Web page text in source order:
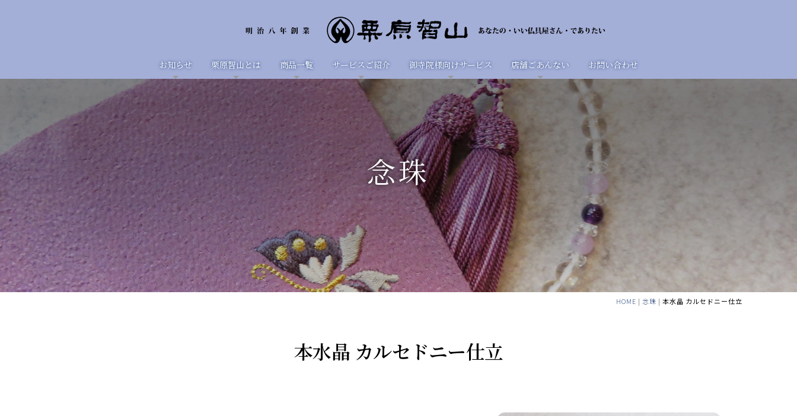
お知らせ 栗原智山とは 商品一覧 サービスご紹介 御寺院様向けサービス 店舗ごあんない お問い合わせ
念珠
HOME | 念珠 | 本水晶 カルセドニー仕立
本水晶 カルセドニー仕立